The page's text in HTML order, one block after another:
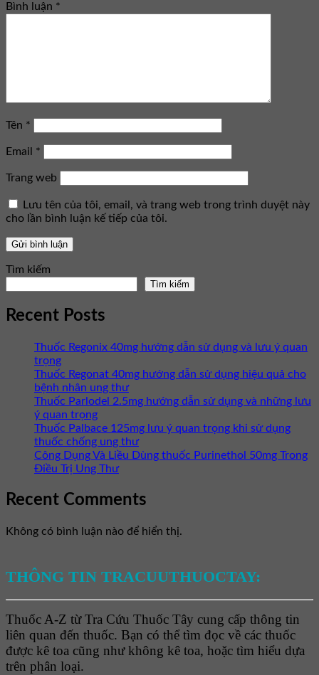
Bình luận *
Tên *
Email *
Trang web
Lưu tên của tôi, email, và trang web trong trình duyệt này
cho lần bình luận kế tiếp của tôi.
Tìm kiếm
Tìm kiếm
Recent Posts
Thuốc Regonix 40mg hướng dẫn sử dụng và lưu ý quan
trọng
Thuốc Regonat 40mg hướng dẫn sử dụng hiệu quả cho
bệnh nhân ung thư
Thuốc Parlodel 2.5mg hướng dẫn sử dụng và những lưu
ý quan trọng
Thuốc Palbace 125mg lưu ý quan trọng khi sử dụng
thuốc chống ung thư
Công Dụng Và Liều Dùng thuốc Purinethol 50mg Trong
Điều Trị Ung Thư
Recent Comments
Không có bình luận nào để hiển thị.
THÔNG TIN TRACUUTHUOCTAY:
Thuốc A-Z từ Tra Cứu Thuốc Tây cung cấp thông tin
liên quan đến thuốc. Bạn có thể tìm đọc về các thuốc
được kê toa cũng như không kê toa, hoặc tìm hiểu dựa
trên phân loại.